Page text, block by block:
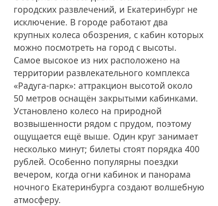
городских развлечений, и Екатеринбург не
исключение. В городе работают два
крупных колеса обозрения, с кабин которых
можно посмотреть на город с высоты.
Самое высокое из них расположено на
территории развлекательного комплекса
«Радуга-парк»: аттракцион высотой около
50 метров оснащён закрытыми кабинками.
Установлено колесо на природной
возвышенности рядом с прудом, поэтому
ощущается ещё выше. Один круг занимает
несколько минут; билеты стоят порядка 400
рублей. Особенно популярны поездки
вечером, когда огни кабинок и панорама
ночного Екатеринбурга создают волшебную
атмосферу.